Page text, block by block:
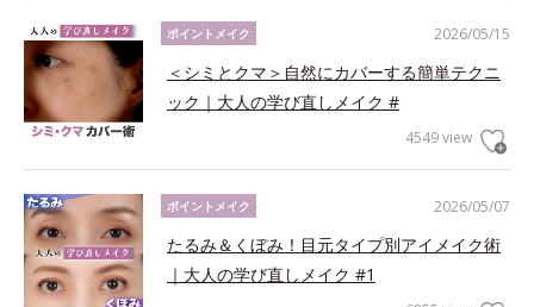
2026/05/15
ポイントメイク
＜シミとクマ＞自然にカバーする簡単テクニ
ック｜大人の学び直しメイク #
4549 view
2026/05/07
ポイントメイク
たるみ＆くぼみ！目元タイプ別アイメイク術
｜大人の学び直しメイク #1